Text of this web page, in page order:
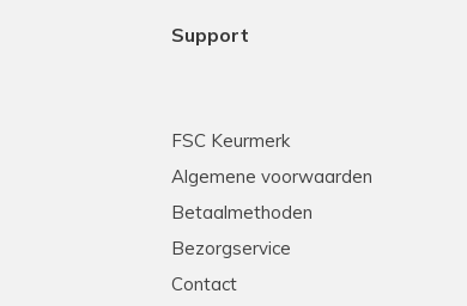
Support
FSC Keurmerk
Algemene voorwaarden
Betaalmethoden
Bezorgservice
Contact